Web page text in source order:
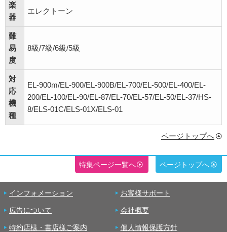
楽
器
エレクトーン
難
易
度
8級/7級/6級/5級
対
応
機
種
EL-900m/EL-900/EL-900B/EL-700/EL-500/EL-400/EL-
200/EL-100/EL-90/EL-87/EL-70/EL-57/EL-50/EL-37/HS-
8/ELS-01C/ELS-01X/ELS-01
ページトップへ
特集ページ一覧へ ページトップへ
インフォメーション お客様サポート
広告について 会社概要
特約店様・書店様ご案内 個人情報保護方針